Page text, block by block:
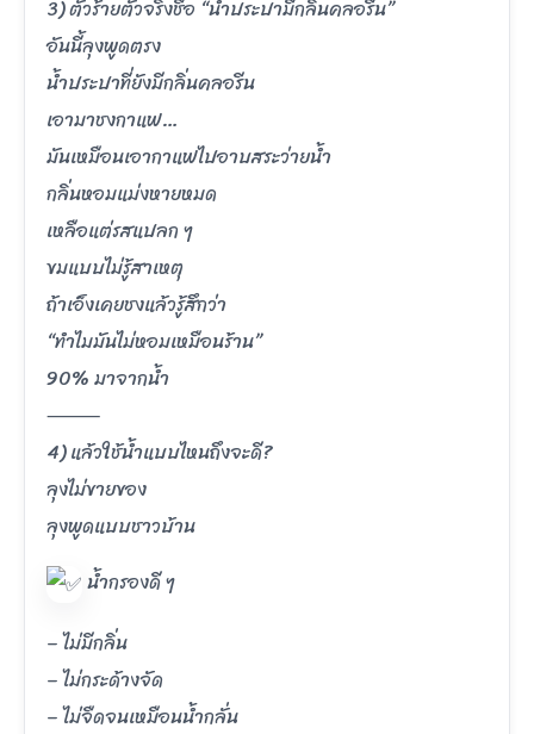
3) ตัวร้ายตัวจริงชื่อ “น้ำประปามีกลิ่นคลอรีน”
อันนี้ลุงพูดตรง
น้ำประปาที่ยังมีกลิ่นคลอรีน
เอามาชงกาแฟ…
มันเหมือนเอากาแฟไปอาบสระว่ายน้ำ
กลิ่นหอมแม่งหายหมด
เหลือแต่รสแปลก ๆ
ขมแบบไม่รู้สาเหตุ
ถ้าเอ็งเคยชงแล้วรู้สึกว่า
“ทำไมมันไม่หอมเหมือนร้าน”
90% มาจากน้ำ
⸻
4) แล้วใช้น้ำแบบไหนถึงจะดี?
ลุงไม่ขายของ
ลุงพูดแบบชาวบ้าน
น้ำกรองดี ๆ
– ไม่มีกลิ่น
– ไม่กระด้างจัด
– ไม่จืดจนเหมือนน้ำกลั่น